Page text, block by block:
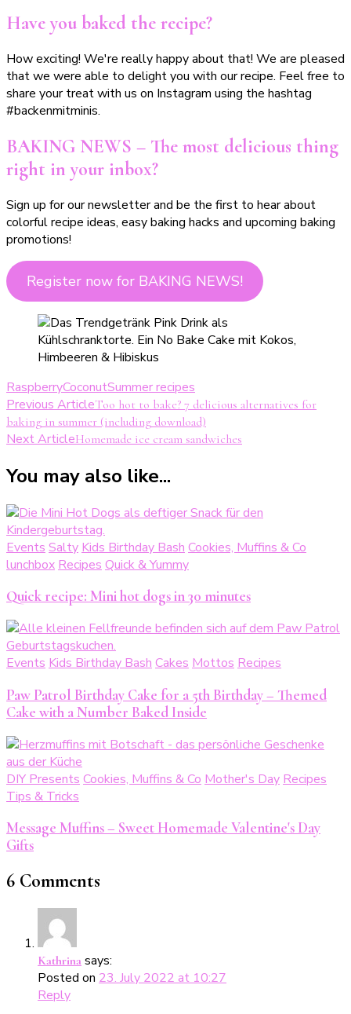
Have you baked the recipe?
How exciting! We're really happy about that! We are pleased
that we were able to delight you with our recipe. Feel free to
share your treat with us on Instagram using the hashtag
#backenmitminis.
BAKING NEWS – The most delicious thing
right in your inbox?
Sign up for our newsletter and be the first to hear about
colorful recipe ideas, easy baking hacks and upcoming baking
promotions!
Register now for BAKING NEWS!
RaspberryCoconutSummer recipes
Post
Navigation
Previous ArticleToo hot to bake? 7 delicious alternatives for
baking in summer (including download)
Next ArticleHomemade ice cream sandwiches
You may also like...
Events Salty Kids Birthday Bash Cookies, Muffins & Co
lunchbox Recipes Quick & Yummy
Quick recipe: Mini hot dogs in 30 minutes
Events Kids Birthday Bash Cakes Mottos Recipes
Paw Patrol Birthday Cake for a 5th Birthday – Themed
Cake with a Number Baked Inside
DIY Presents Cookies, Muffins & Co Mother's Day Recipes
Tips & Tricks
Message Muffins – Sweet Homemade Valentine's Day
Gifts
6 Comments
Kathrina says:
Posted on 23. July 2022 at 10:27
Reply